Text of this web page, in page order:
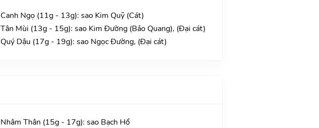
Canh Ngọ (11g - 13g): sao Kim Quỹ (Cát)
Tân Mùi (13g - 15g): sao Kim Đường (Bảo Quang), (Đại cát)
Quý Dậu (17g - 19g): sao Ngọc Đường, (Đại cát)
Nhâm Thân (15g - 17g): sao Bạch Hổ